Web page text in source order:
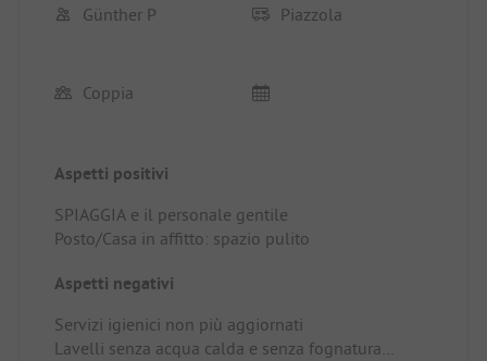
Günther P Piazzola
Coppia
Aspetti positivi
SPIAGGIA e il personale gentile
Posto/Casa in affitto: spazio pulito
Aspetti negativi
Servizi igienici non più aggiornati
Lavelli senza acqua calda e senza fognatura